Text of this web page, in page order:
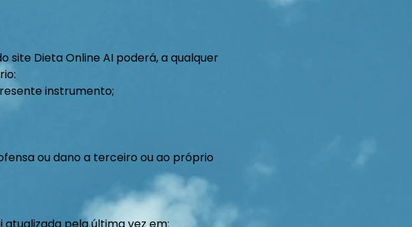
site Dieta Online AI poderá, a qualquer
instrumento;
ou dano a terceiro ou ao próprio